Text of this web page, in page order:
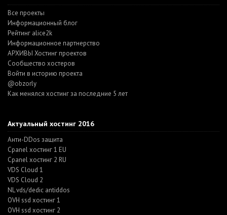
Все проекты
Информационный блог
Рейтинг alice2k
Информационное партнерство
АРХИВЫ Хостинг проектов
Cообщество хостеров
Войти в историю проекта
@obzorly
Как менялся хостинг за последние 5 лет
Актуальный хостинг 2016
Анти-DDos защита
Cpanel хостинг 1 EU
Cpanel хостинг 2 RU
VDS Cloud 1
VDS Cloud 2
NL vds/dedic antiddos
OVH ssd хостинг 1
OVH ssd хостинг 2